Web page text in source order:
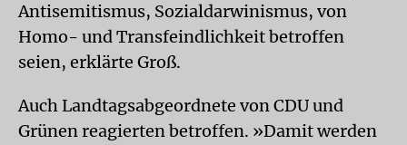
Antisemitismus, Sozialdarwinismus, von
Homo- und Transfeindlichkeit betroffen
seien, erklärte Groß.
Auch Landtagsabgeordnete von CDU und
Grünen reagierten betroffen. »Damit werden